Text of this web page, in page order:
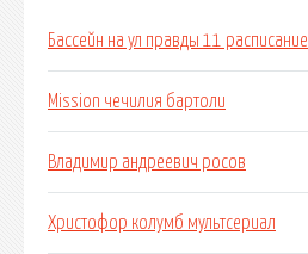
Бассейн на ул правды 11 расписание
Mission чечилия бартоли
Владимир андреевич росов
Христофор колумб мультсериал